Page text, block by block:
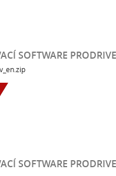
SOFTWARE
SOFTWARE